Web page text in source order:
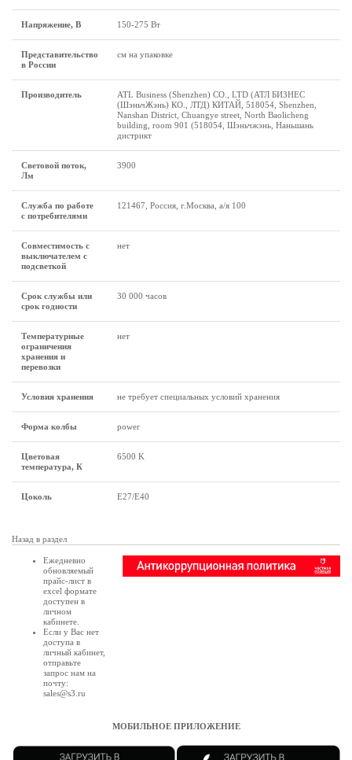
Напряжение, В 150-275 Вт
Представительство
в России
см на упаковке
Производитель
ATL Business (Shenzhen) CO., LTD (АТЛ БИЗНЕС
(ШэньчЖэнь) КО., ЛТД) КИТАЙ, 518054, Shenzhen,
Nanshan District, Chuangye street, North Baolicheng
building, room 901 (518054, Шэньчжэнь, Наньшань
дистрикт
Световой поток,
Лм
3900
Служба по работе
с потребителями
121467, Россия, г.Москва, а/я 100
Совместимость с
выключателем с
подсветкой
нет
Срок службы или
срок годности
30 000 часов
Температурные
ограничения
хранения и
перевозки
нет
Условия хранения не требует специальных условий хранения
Форма колбы power
Цветовая
температура, К
6500 K
Цоколь E27/E40
Назад в раздел
Ежедневно
обновляемый
прайс-лист в
excel формате
доступен в
личном
кабинете
Если у Вас нет
доступа в
личный кабинет,
отправьте
запрос нам на
почту:
sales@s3.ru
МОБИЛЬНОЕ ПРИЛОЖЕНИЕ